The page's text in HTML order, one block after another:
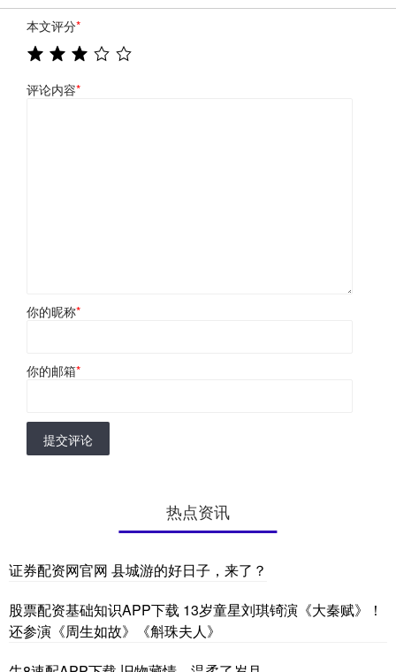
本文评分*
评论内容*
你的昵称*
你的邮箱*
提交评论
热点资讯
证券配资网官网 县城游的好日子，来了？
股票配资基础知识APP下载 13岁童星刘琪锜演《大秦赋》！
还参演《周生如故》《斛珠夫人》